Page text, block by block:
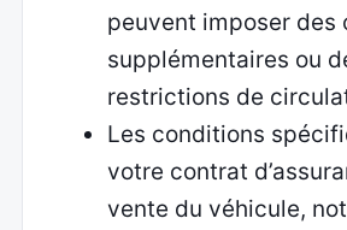
peuvent imposer des
supplémentaires ou
restrictions de
Les conditions
votre contrat
vente du véhicule,